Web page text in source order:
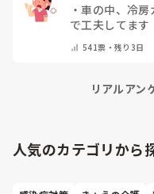
・車の中、冷房
で工夫してます
ん ・その他（コ
541票・残り3日
リアルアン
人気のカテゴリから